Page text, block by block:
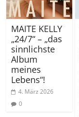
MAITE KELLY
„24/7“ – „das
sinnlichste
Album
meines
Lebens“!
4. März 2026
0